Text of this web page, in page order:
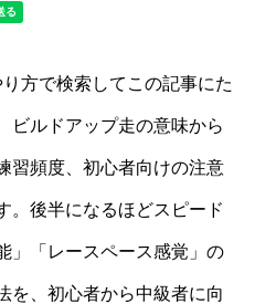
方で検索してこの記事にた
ビルドアップ走の意味から
習頻度、初心者向けの注意
。後半になるほどスピード
」「レースペース感覚」の
を、初心者から中級者に向